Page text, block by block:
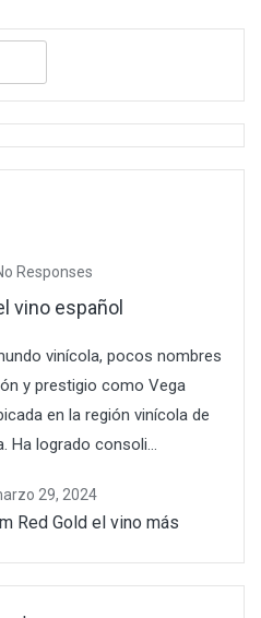
Responses
vino español
vinícola, pocos nombres
y prestigio como Vega
en la región vinícola de
Ha logrado consoli...
29, 2024
Red Gold el vino más